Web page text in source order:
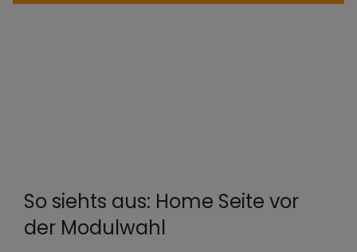
So siehts aus: Home Seite vor
der Modulwahl